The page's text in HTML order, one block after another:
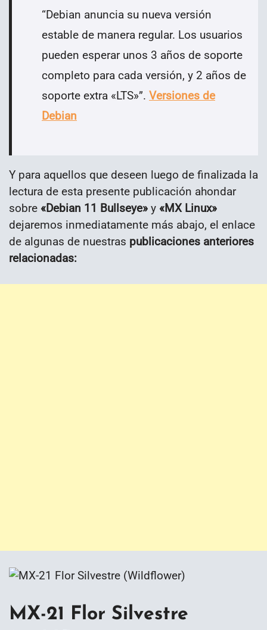
“Debian anuncia su nueva versión
estable de manera regular. Los usuarios
pueden esperar unos 3 años de soporte
completo para cada versión, y 2 años de
soporte extra «LTS»”. Versiones de
Debian
Y para aquellos que deseen luego de finalizada la
lectura de esta presente publicación ahondar
sobre «Debian 11 Bullseye» y «MX Linux»
dejaremos inmediatamente más abajo, el enlace
de algunas de nuestras publicaciones anteriores
relacionadas:
MX-21 Flor Silvestre